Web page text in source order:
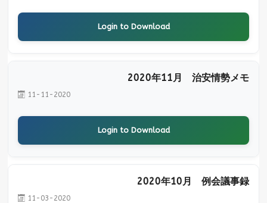
Login to Download
2020年11月 治安情勢メモ
11-11-2020
Login to Download
2020年10月 例会議事録
11-03-2020